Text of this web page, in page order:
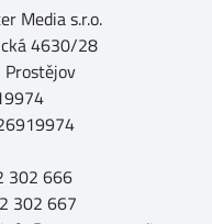
Media s.r.o.
4630/28
302 666
302 667